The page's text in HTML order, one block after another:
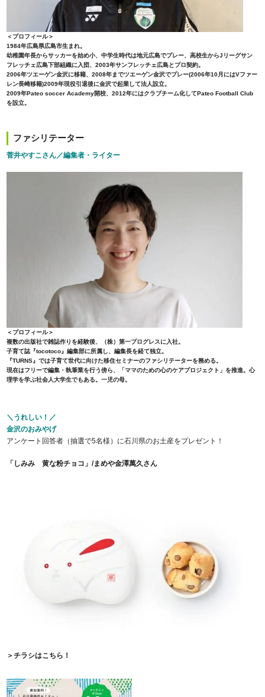
＜プロフィール＞
1984年広島県広島市生まれ。
幼稚園年長からサッカーを始め小、中学生時代は地元広島でプレー、高校生からJリーグサン
フレッチェ広島下部組織に入団、2003年サンフレッチェ広島とプロ契約。
2006年ツエーゲン金沢に移籍、2008年までツエーゲン金沢でプレー(2006年10月にはVファー
レン長崎移籍)2009年現役引退後に金沢で起業して法人設立。
2009年Pateo soccer Academy開校、2012年にはクラブチーム化してPateo Football Club
を設立。
ファシリテーター
菅井やすこさん／編集者・ライター
＜プロフィール＞
複数の出版社で雑誌作りを経験後、（株）第一プログレスに入社。
子育て誌『tocotoco』編集部に所属し、編集長を経て独立。
『TURNS』では子育て世代に向けた移住セミナーのファシリテーターを務める。
現在はフリーで編集・執筆業を行う傍ら、「ママのための心のケアプロジェクト」を推進。心
理学を学ぶ社会人大学生でもある。一児の母。
＼うれしい！／
金沢のおみやげ
アンケート回答者（抽選で5名様）に石川県のお土産をプレゼント！
「しみみ 黄な粉チョコ」/まめや金澤萬久さん
＞チラシはこちら！